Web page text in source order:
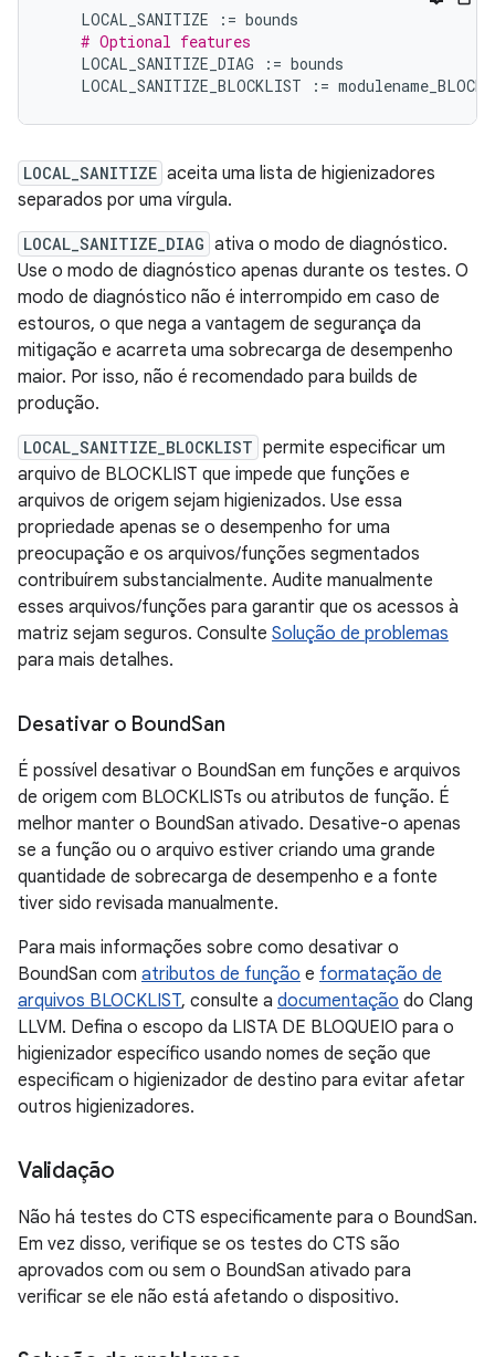
LOCAL_SANITIZE := bounds
# Optional features
LOCAL_SANITIZE_DIAG
:= bounds
LOCAL_SANITIZE_BLOCKLIST
:=
LOCAL_SANITIZE aceita uma lista de higienizadores
separados por uma vírgula.
LOCAL_SANITIZE_DIAG ativa o modo de diagnóstico.
Use o modo de diagnóstico apenas durante os testes. O
modo de diagnóstico não é interrompido em caso de
estouros, o que nega a vantagem de segurança da
mitigação e acarreta uma sobrecarga de desempenho
maior. Por isso, não é recomendado para builds de
produção.
LOCAL_SANITIZE_BLOCKLIST permite especificar um
arquivo de BLOCKLIST que impede que funções e
arquivos de origem sejam higienizados. Use essa
propriedade apenas se o desempenho for uma
preocupação e os arquivos/funções segmentados
contribuírem substancialmente. Audite manualmente
esses arquivos/funções para garantir que os acessos à
matriz sejam seguros. Consulte Solução de problemas
para mais detalhes.
Desativar o BoundSan
É possível desativar o BoundSan em funções e arquivos
de origem com BLOCKLISTs ou atributos de função. É
melhor manter o BoundSan ativado. Desative-o apenas
se a função ou o arquivo estiver criando uma grande
quantidade de sobrecarga de desempenho e a fonte
tiver sido revisada manualmente.
Para mais informações sobre como desativar o
BoundSan com atributos de função e formatação de
arquivos BLOCKLIST, consulte a documentação do Clang
LLVM. Defina o escopo da LISTA DE BLOQUEIO para o
higienizador específico usando nomes de seção que
especificam o higienizador de destino para evitar afetar
outros higienizadores.
Validação
Não há testes do CTS especificamente para o BoundSan.
Em vez disso, verifique se os testes do CTS são
aprovados com ou sem o BoundSan ativado para
verificar se ele não está afetando o dispositivo.